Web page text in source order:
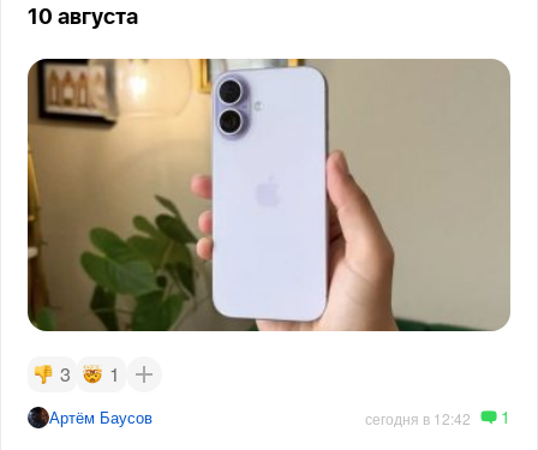
10 августа
3 1
Артём Баусов сегодня в 12:42 1